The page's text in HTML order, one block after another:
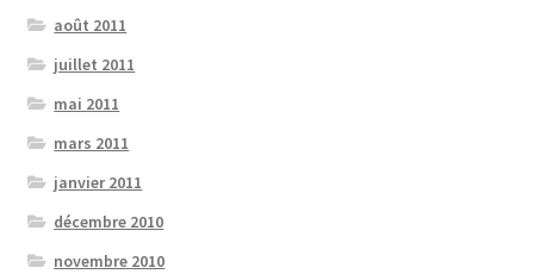
août 2011
juillet 2011
mai 2011
mars 2011
janvier 2011
décembre 2010
novembre 2010